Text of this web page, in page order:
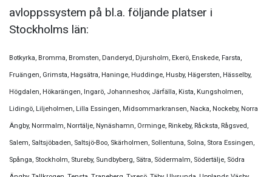
avloppssystem på bl.a. följande platser i
Stockholms län:
Botkyrka, Bromma, Bromsten, Danderyd, Djursholm, Ekerö, Enskede, Farsta,
Fruängen, Grimsta, Hagsätra, Haninge, Huddinge, Husby, Hägersten, Hässelby,
Högdalen, Hökarängen, Ingarö, Johanneshov, Järfälla, Kista, Kungsholmen,
Lidingö, Liljeholmen, Lilla Essingen, Midsommarkransen, Nacka, Nockeby, Norra
Ängby, Norrmalm, Norrtälje, Nynäshamn, Orminge, Rinkeby, Råcksta, Rågsved,
Salem, Saltsjöbaden, Saltsjö-Boo, Skärholmen, Sollentuna, Solna, Stora Essingen,
Spånga, Stockholm, Stureby, Sundbyberg, Sätra, Södermalm, Södertälje, Södra